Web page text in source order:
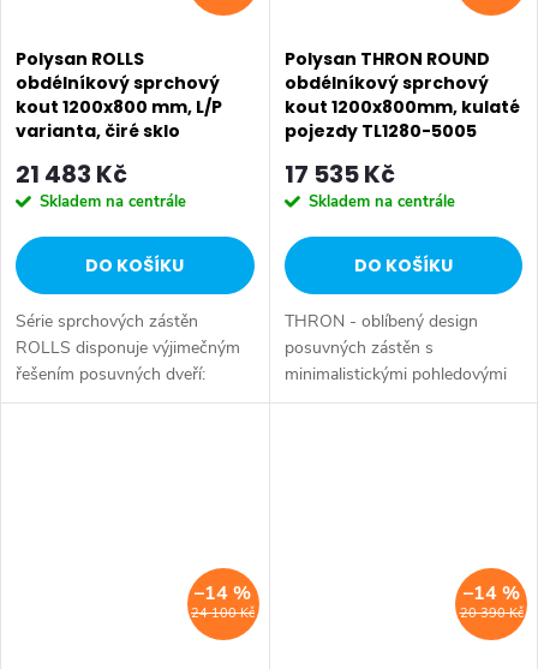
Polysan ROLLS
obdélníkový sprchový
kout 1200x800 mm, L/P
varianta, čiré sklo
21 483 Kč
Skladem na centrále
DO KOŠÍKU
Série sprchových zástěn
ROLLS disponuje výjimečným
řešením posuvných dveří:
velkoprůměrová kola se
Polysan THRON ROUND
obdélníkový sprchový
kout 1200x800mm, kulaté
pojezdy TL1280-5005
17 535 Kč
Skladem na centrále
DO KOŠÍKU
THRON - oblíbený design
posuvných zástěn s
minimalistickými pohledovými
koly, která zajišťují tichý a lehký
24 100 Kč
–14 %
20 390 Kč
–14 %